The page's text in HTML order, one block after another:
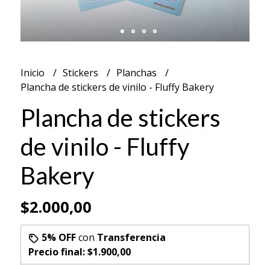
Inicio Stickers
Planchas
Plancha de stickers de vinilo - Fluffy Bakery
Plancha de stickers
de vinilo - Fluffy
Bakery
$2.000,00
5% OFFcon Transferencia
Precio final:$1.900,00